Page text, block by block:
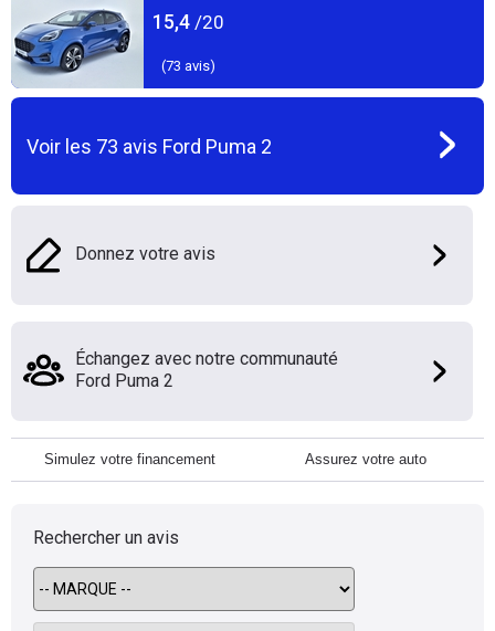
15,4 /20
(73 avis)
Voir les 73 avis Ford Puma 2
Donnez votre avis
Échangez avec notre communauté
Ford Puma 2
Simulez votre financement Assurez votre auto
Rechercher un avis